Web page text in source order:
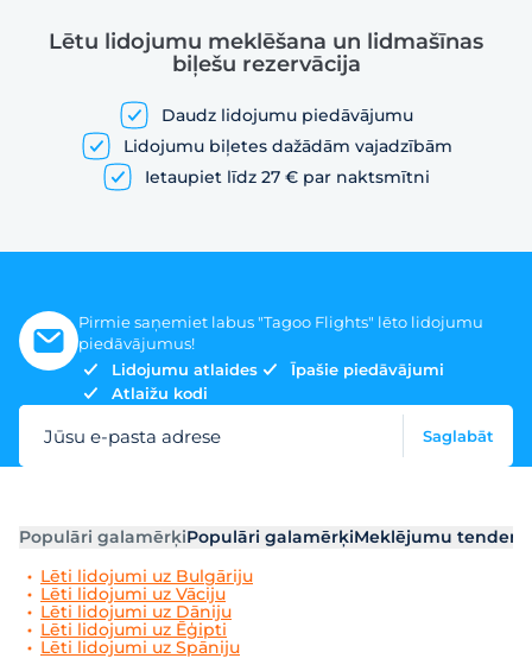
Lētu lidojumu meklēšana un lidmašīnas
biļešu rezervācija
Daudz lidojumu piedāvājumu
Lidojumu biļetes dažādām vajadzībām
Ietaupiet līdz 27 € par naktsmītni
Pirmie saņemiet labus "Tagoo Flights" lēto lidojumu
piedāvājumus!
Lidojumu atlaides
Īpašie piedāvājumi
Atlaižu kodi
Jūsu e-pasta adrese Saglabāt
Populāri galamērķiPopulāri galamērķiMeklējumu
Lēti lidojumi uz Bulgāriju
Lēti lidojumi uz Vāciju
Lēti lidojumi uz Dāniju
Lēti lidojumi uz Ēģipti
Lēti lidojumi uz Spāniju